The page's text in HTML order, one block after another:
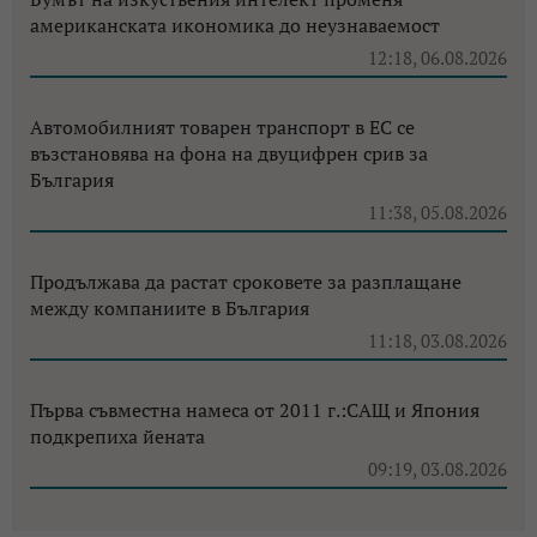
американската икономика до неузнаваемост
12:18, 06.08.2026
Автомобилният товарен транспорт в ЕС се
възстановява на фона на двуцифрен срив за
България
11:38, 05.08.2026
Продължава да растат сроковете за разплащане
между компаниите в България
11:18, 03.08.2026
Първа съвместна намеса от 2011 г.:САЩ и Япония
подкрепиха йената
09:19, 03.08.2026